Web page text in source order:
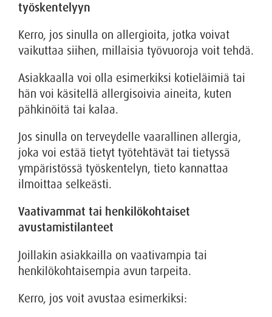
työskentelyyn
Kerro, jos sinulla on allergioita, jotka voivat
vaikuttaa siihen, millaisia työvuoroja voit tehdä.
Asiakkaalla voi olla esimerkiksi kotieläimiä tai
hän voi käsitellä allergisoivia aineita, kuten
pähkinöitä tai kalaa.
Jos sinulla on terveydelle vaarallinen allergia,
joka voi estää tietyt työtehtävät tai tietyssä
ympäristössä työskentelyn, tieto kannattaa
ilmoittaa selkeästi.
Vaativammat tai henkilökohtaiset
avustamistilanteet
Joillakin asiakkailla on vaativampia tai
henkilökohtaisempia avun tarpeita.
Kerro, jos voit avustaa esimerkiksi: